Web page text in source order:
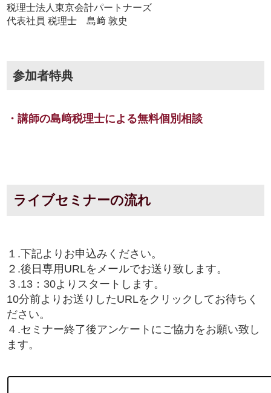
税理士法人東京会計パートナーズ
代表社員 税理士 島﨑 敦史
参加者特典
・講師の島﨑税理士による無料個別相談
ライブセミナーの流れ
１.下記よりお申込みください。
２.後日専用URLをメールでお送り致します。
３.13：30よりスタートします。
10分前よりお送りしたURLをクリックしてお待ちく
ださい。
４.セミナー終了後アンケートにご協力をお願い致し
ます。